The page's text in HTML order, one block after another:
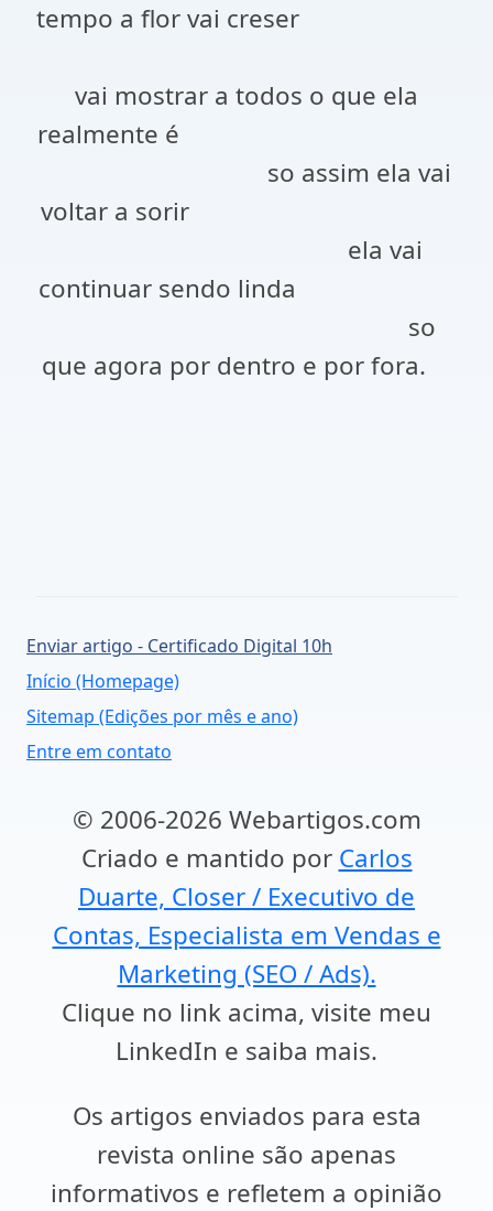
tempo a flor vai creser
vai mostrar a todos o que ela
realmente é
so assim ela vai
voltar a sorir
ela vai
continuar sendo linda
so
que agora por dentro e por fora.
Enviar artigo - Certificado Digital 10h
Início (Homepage)
Sitemap (Edições por mês e ano)
Entre em contato
© 2006-2026 Webartigos.com
Criado e mantido por Carlos
Duarte, Closer / Executivo de
Contas, Especialista em Vendas e
Marketing (SEO / Ads).
Clique no link acima, visite meu
LinkedIn e saiba mais.
Os artigos enviados para esta
revista online são apenas
informativos e refletem a opinião